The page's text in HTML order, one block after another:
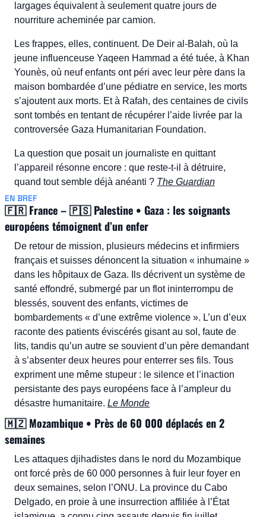
largages équivalent à seulement quatre jours de
nourriture acheminée par camion.
Les frappes, elles, continuent. De Deir al-Balah, où la
jeune influenceuse Yaqeen Hammad a été tuée, à Khan
Younès, où neuf enfants ont péri avec leur père dans la
maison bombardée d’une pédiatre en service, les morts
s’ajoutent aux morts. Et à Rafah, des centaines de civils
sont tombés en tentant de récupérer l’aide livrée par la
controversée Gaza Humanitarian Foundation.
La question que posait un journaliste en quittant
l’appareil résonne encore : que reste-t-il à détruire,
quand tout semble déjà anéanti ? The Guardian
EN BREF
🇫🇷 France – 🇵🇸 Palestine • Gaza : les soignants
européens témoignent d’un enfer
De retour de mission, plusieurs médecins et infirmiers
français et suisses dénoncent la situation « inhumaine »
dans les hôpitaux de Gaza. Ils décrivent un système de
santé effondré, submergé par un flot ininterrompu de
blessés, souvent des enfants, victimes de
bombardements « d’une extrême violence ». L’un d’eux
raconte des patients éviscérés gisant au sol, faute de
lits, tandis qu’un autre se souvient d’un père demandant
à s’absenter deux heures pour enterrer ses fils. Tous
expriment une même stupeur : le silence et l’inaction
persistante des pays européens face à l’ampleur du
désastre humanitaire. Le Monde
🇲🇿 Mozambique • Près de 60 000 déplacés en 2
semaines
Les attaques djihadistes dans le nord du Mozambique
ont forcé près de 60 000 personnes à fuir leur foyer en
deux semaines, selon l’ONU. La province du Cabo
Delgado, en proie à une insurrection affiliée à l’État